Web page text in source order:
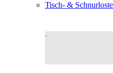
Tisch- &